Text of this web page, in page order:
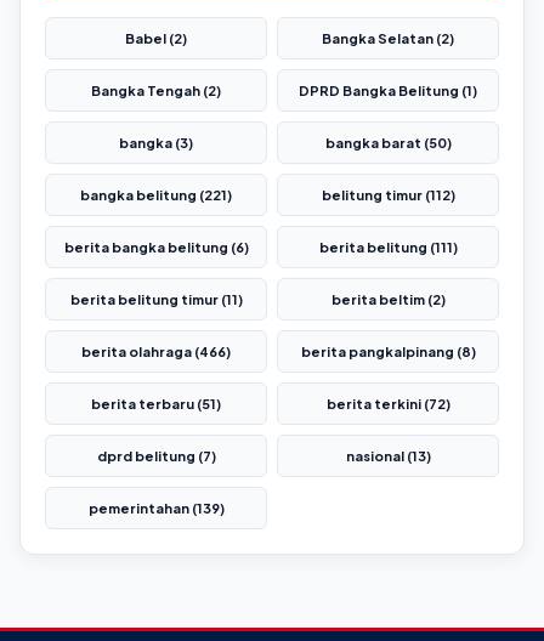
Babel (2) Bangka Selatan (2)
Bangka Tengah (2) DPRD Bangka Belitung (1)
bangka (3) bangka barat (50)
bangka belitung (221) belitung timur (112)
berita bangka belitung (6) berita belitung (111)
berita belitung timur (11) berita beltim (2)
berita olahraga (466) berita pangkalpinang (8)
berita terbaru (51) berita terkini (72)
dprd belitung (7) nasional (13)
pemerintahan (139)